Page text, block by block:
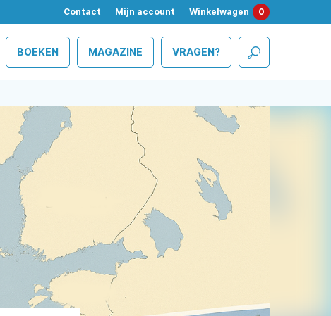
Contact Mijn account Winkelwagen 0
BOEKEN MAGAZINE VRAGEN?